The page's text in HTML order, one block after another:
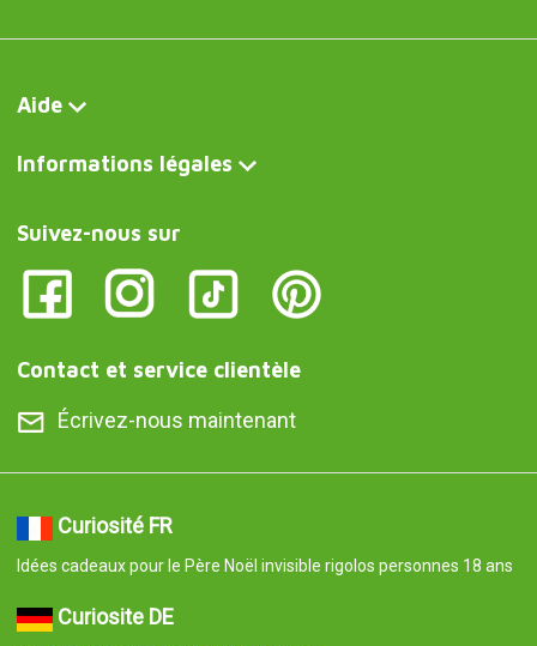
Aide
Informations légales
Suivez-nous sur
Contact et service clientèle
Écrivez-nous maintenant
Curiosité FR
Idées cadeaux pour le Père Noël invisible rigolos personnes 18 ans
Curiosite DE